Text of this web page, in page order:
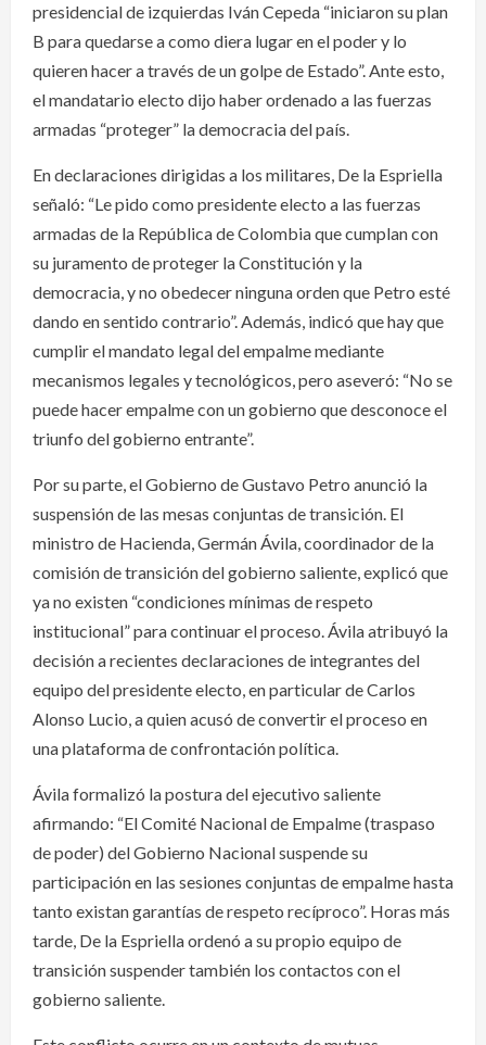
presidencial de izquierdas Iván Cepeda “iniciaron su plan
B para quedarse a como diera lugar en el poder y lo
quieren hacer a través de un golpe de Estado”. Ante esto,
el mandatario electo dijo haber ordenado a las fuerzas
armadas “proteger” la democracia del país.
En declaraciones dirigidas a los militares, De la Espriella
señaló: “Le pido como presidente electo a las fuerzas
armadas de la República de Colombia que cumplan con
su juramento de proteger la Constitución y la
democracia, y no obedecer ninguna orden que Petro esté
dando en sentido contrario”. Además, indicó que hay que
cumplir el mandato legal del empalme mediante
mecanismos legales y tecnológicos, pero aseveró: “No se
puede hacer empalme con un gobierno que desconoce el
triunfo del gobierno entrante”.
Por su parte, el Gobierno de Gustavo Petro anunció la
suspensión de las mesas conjuntas de transición. El
ministro de Hacienda, Germán Ávila, coordinador de la
comisión de transición del gobierno saliente, explicó que
ya no existen “condiciones mínimas de respeto
institucional” para continuar el proceso. Ávila atribuyó la
decisión a recientes declaraciones de integrantes del
equipo del presidente electo, en particular de Carlos
Alonso Lucio, a quien acusó de convertir el proceso en
una plataforma de confrontación política.
Ávila formalizó la postura del ejecutivo saliente
afirmando: “El Comité Nacional de Empalme (traspaso
de poder) del Gobierno Nacional suspende su
participación en las sesiones conjuntas de empalme hasta
tanto existan garantías de respeto recíproco”. Horas más
tarde, De la Espriella ordenó a su propio equipo de
transición suspender también los contactos con el
gobierno saliente.